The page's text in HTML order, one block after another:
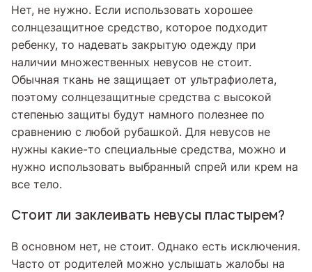
Нет, не нужно. Если использовать хорошее
солнцезащитное средство, которое подходит
ребенку, то надевать закрытую одежду при
наличии множественных невусов не стоит.
Обычная ткань не защищает от ультрафиолета,
поэтому солнцезащитные средства с высокой
степенью защиты будут намного полезнее по
сравнению с любой рубашкой. Для невусов не
нужны какие-то специальные средства, можно и
нужно использовать выбранный спрей или крем на
все тело.
Стоит ли заклеивать невусы пластырем?
В основном нет, не стоит. Однако есть исключения.
Часто от родителей можно услышать жалобы на